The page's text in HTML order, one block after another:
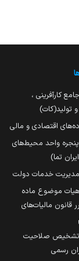
کارآفرینی ،
تولید(کات)
اقتصادی و مالی
پنجره واحد محیط‌های
تما)
مدیریت خدمات دولت
هیات موضوع ماده
قانون مالیات‌های
تشخیص صلاحیت
رسمی